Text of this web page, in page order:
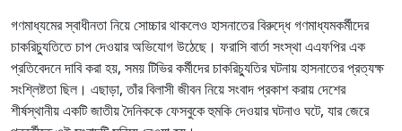
গণমাধ্যমের স্বাধীনতা নিয়ে সোচ্চার থাকলেও হাসনাতের বিরুদ্ধে গণমাধ্যমকর্মীদের
চাকরিচ্যুতিতে চাপ দেওয়ার অভিযোগ উঠেছে। ফরাসি বার্তা সংস্থা এএফপির এক
প্রতিবেদনে দাবি করা হয়, সময় টিভির কর্মীদের চাকরিচ্যুতির ঘটনায় হাসনাতের প্রত্যক্ষ
সংশ্লিষ্টতা ছিল। এছাড়া, তাঁর বিলাসী জীবন নিয়ে সংবাদ প্রকাশ করায় দেশের
শীর্ষস্থানীয় একটি জাতীয় দৈনিককে ফেসবুকে হুমকি দেওয়ার ঘটনাও ঘটে, যার জেরে